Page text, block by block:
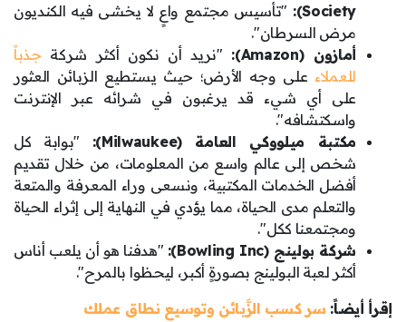
Society):
"تأسيس مجتمع واعٍ لا يخشى فيه الكنديون
مرض السرطان".
أمازون (Amazon):
"نريد أن نكون أكثر شركة جذباً
للعملاء على وجه الأرض؛ حيث يستطيع الزبائن العثور
على أي شيء قد يرغبون في شرائه عبر الإنترنت
واسكتشافه".
مكتبة ميلووكي العامة (Milwaukee):
"بوابة كل
شخص إلى عالم واسع من المعلومات، من خلال تقديم
أفضل الخدمات المكتبية، ونسعى وراء المعرفة والمتعة
والتعلم مدى الحياة، مما يؤدي في النهاية إلى إثراء الحياة
ومجتمعنا ككل".
شركة بولينج (Bowling Inc):
"هدفنا هو أن يلعب أناس
أكثر لعبة البولينج بصورةٍ أكبر، ليحظوا بالمرح".
إقرأ أيضاً: سر كسب الزَّبائن وتوسيع نطاق عملك